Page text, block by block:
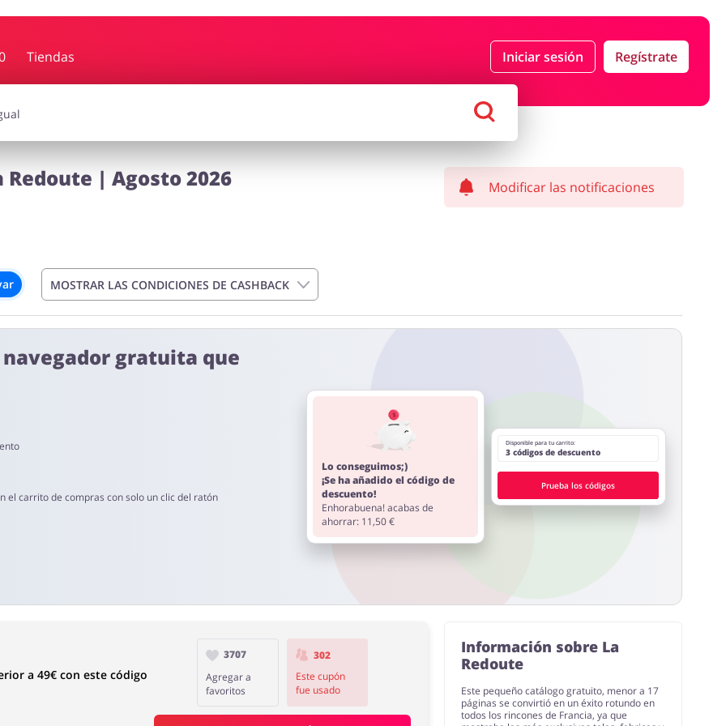
Tiendas Iniciar sesión Regístrate
Megatiendas
Redoute | Agosto 2026 Modificar las notificaciones
MOSTRAR LAS CONDICIONES DE CASHBACK
a 4 días
gratuita que
el carrito de compras con solo un clic del ratón
Lo conseguimos;)
¡Se ha añadido el código de
descuento!
Enhorabuena! acabas de
ahorrar: 11,50 €
Disponible para tu carrito:
3 códigos de descuento
Prueba los códigos
a 49€ con este código
3707
Agregar a
favoritos
302
Este cupón
fue usado
Información sobre La
Redoute
Este pequeño catálogo gratuito, menor a 17
páginas se convirtió en un éxito rotundo en
todos los rincones de Francia, ya que